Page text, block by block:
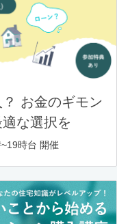
お金のギモン
な選択を
時台 開催